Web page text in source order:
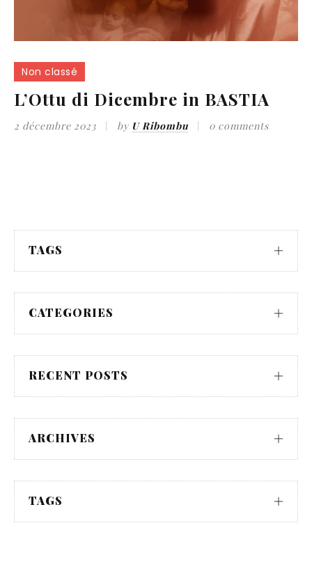
Non classé
L’Ottu di Dicembre in BASTIA
2 décembre 2023 by U Ribombu 0 comments
TAGS
CATEGORIES
RECENT POSTS
ARCHIVES
TAGS